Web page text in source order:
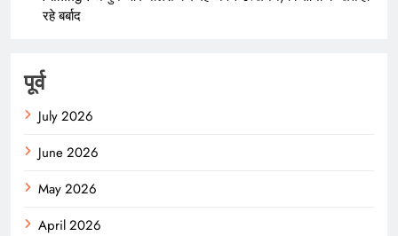
रहे बर्बाद
पूर्व
July 2026
June 2026
May 2026
April 2026